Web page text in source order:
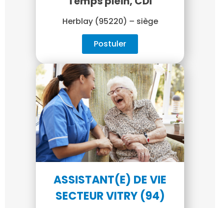
Herblay (95220) – siège
Postuler
ASSISTANT(E) DE VIE
SECTEUR VITRY (94)